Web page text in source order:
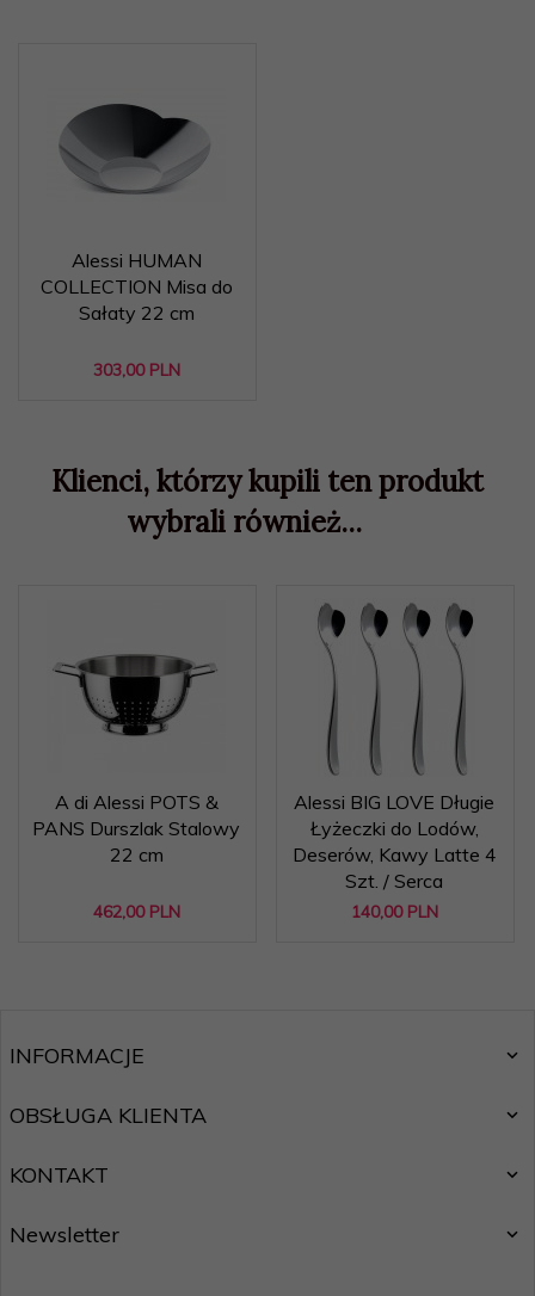
Alessi HUMAN
COLLECTION Misa do
Sałaty 22 cm
303,00 PLN
Klienci, którzy kupili ten produkt
wybrali również...
A di Alessi POTS &
PANS Durszlak Stalowy
22 cm
462,00 PLN
Alessi BIG LOVE Długie
Łyżeczki do Lodów,
Deserów, Kawy Latte 4
Szt. / Serca
140,00 PLN
INFORMACJE
OBSŁUGA KLIENTA
KONTAKT
Newsletter